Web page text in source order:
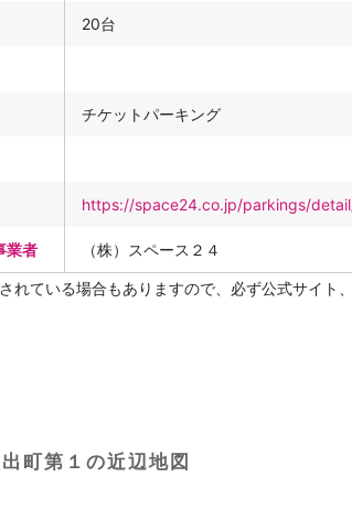
20台
チケットパーキング
https://space24.co.jp/parkings/
業者 （株）スペース２４
れている場合もありますので、必ず公式サイト
町第１の近辺地図